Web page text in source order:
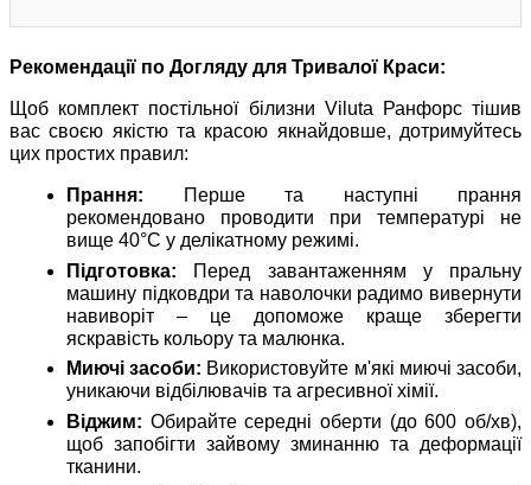
Рекомендації по Догляду для Тривалої Краси:
Щоб комплект постільної білизни Viluta Ранфорс тішив
вас своєю якістю та красою якнайдовше, дотримуйтесь
цих простих правил:
Прання: Перше та наступні прання
рекомендовано проводити при температурі не
вище 40°C у делікатному режимі.
Підготовка: Перед завантаженням у пральну
машину підковдри та наволочки радимо вивернути
навиворіт – це допоможе краще зберегти
яскравість кольору та малюнка.
Миючі засоби: Використовуйте м'які миючі засоби,
уникаючи відбілювачів та агресивної хімії.
Віджим: Обирайте середні оберти (до 600 об/хв),
щоб запобігти зайвому зминанню та деформації
тканини.